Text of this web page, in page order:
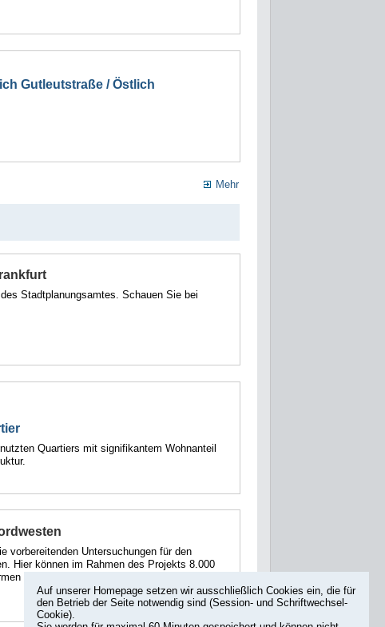
Gutleutstraße / Östlich
Mehr
Stadtplanungsamtes. Schauen Sie bei
Quartiers mit signifikantem Wohnanteil
vorbereitenden Untersuchungen für den
Hier können im Rahmen des Projekts 8.000
entstehen.
Auf unserer Homepage setzen wir ausschließlich Cookies ein, die für
den Betrieb der Seite notwendig sind (Session- und Schriftwechsel-
Cookie).